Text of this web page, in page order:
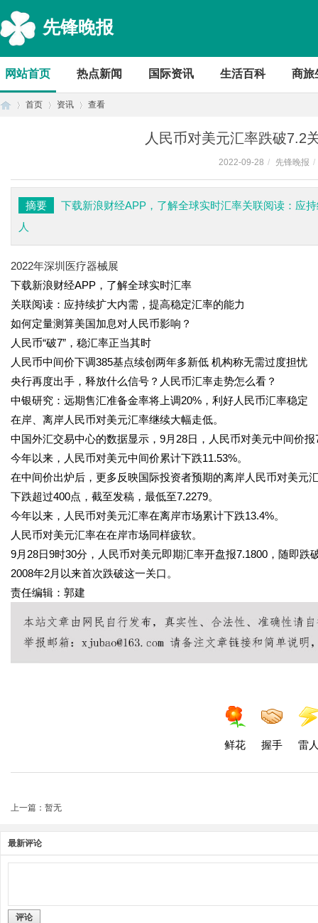
先锋晚报
网站首页 热点新闻 国际资讯 生活百科 商旅
首页 资讯 查看
人民币对美元汇率跌破7.2
2022-09-28 / 先锋晚报 /
摘要
下载新浪财经APP，了解全球实时汇率关联阅读：应
人
2022年深圳医疗器械展
下载新浪财经APP，了解全球实时汇率
关联阅读：应持续扩大内需，提高稳定汇率的能力
如何定量测算美国加息对人民币影响？
人民币“破7”，稳汇率正当其时
人民币中间价下调385基点续创两年多新低 机构称无需过度担忧
央行再度出手，释放什么信号？人民币汇率走势怎么看？
中银研究：远期售汇准备金率将上调20%，利好人民币汇率稳定
在岸、离岸人民币对美元汇率继续大幅走低。
中国外汇交易中心的数据显示，9月28日，人民币对美元中间价
今年以来，人民币对美元中间价累计下跌11.53%。
在中间价出炉后，更多反映国际投资者预期的离岸人民币对美元
下跌超过400点，截至发稿，最低至7.2279。
今年以来，人民币对美元汇率在离岸市场累计下跌13.4%。
人民币对美元汇率在在岸市场同样疲软。
9月28日9时30分，人民币对美元即期汇率开盘报7.1800，随即
2008年2月以来首次跌破这一关口。
责任编辑：郭建
鲜花 握手 雷
上一篇：暂无
最新评论
评论